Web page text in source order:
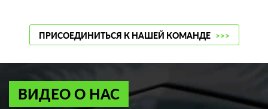
ПРИСОЕДИНИТЬСЯ К НАШЕЙ КОМАНДЕ >>>
ВИДЕО О НАС